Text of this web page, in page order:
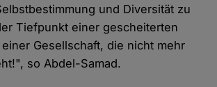
und Diversität zu
Tiefpunkt einer gescheiterten
Gesellschaft, die nicht mehr
so Abdel-Samad.